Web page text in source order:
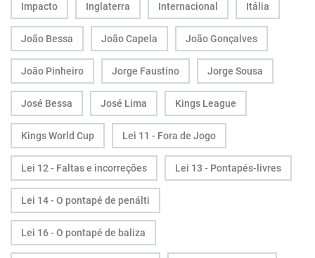
Impacto Inglaterra Internacional Itália
João Bessa João Capela João Gonçalves
João Pinheiro Jorge Faustino Jorge Sousa
José Bessa José Lima Kings League
Kings World Cup Lei 11 - Fora de Jogo
Lei 12 - Faltas e incorreções Lei 13 - Pontapés-livres
Lei 14 - O pontapé de penálti
Lei 16 - O pontapé de baliza